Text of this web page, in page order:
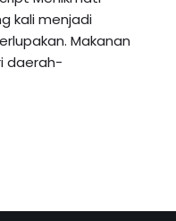
kali menjadi
Makanan
daerah-